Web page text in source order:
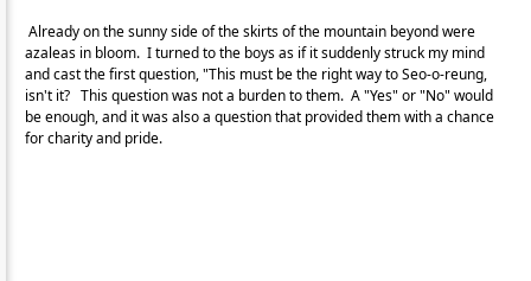
Already on the sunny side of the skirts of the mountain beyond were
azaleas in bloom. I turned to the boys as if it suddenly struck my mind
and cast the first question, "This must be the right way to Seo-o-reung,
isn't it? This question was not a burden to them. A "Yes" or "No" would
be enough, and it was also a question that provided them with a chance
for charity and pride.